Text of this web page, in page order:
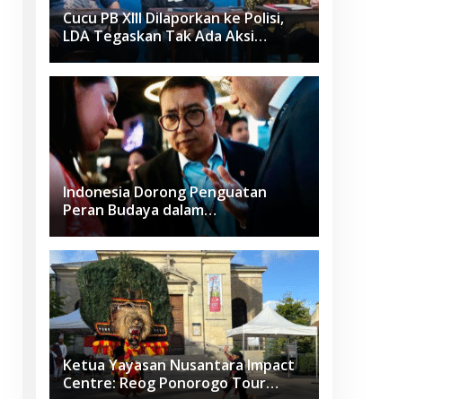
Cucu PB XIII Dilaporkan ke Polisi,
LDA Tegaskan Tak Ada Aksi
Pemukulan
Indonesia Dorong Penguatan
Peran Budaya dalam
Pembangunan Global di Forum G20
Afrika Selatan
Ketua Yayasan Nusantara Impact
Centre: Reog Ponorogo Tour